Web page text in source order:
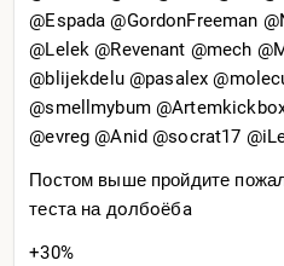
@Espada @GordonFreeman
@Lelek @Revenant @mech
@blijekdelu @pasalex
@smellmybum
@evreg @Anid @socrat17
Постом выше пройдите
теста на дoлбoёбa
+30%